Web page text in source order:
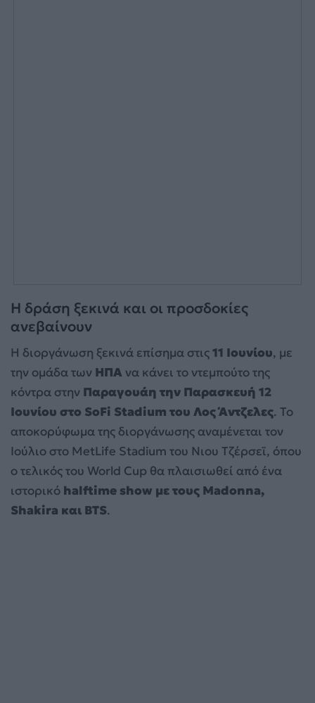
Η δράση ξεκινά και οι προσδοκίες
ανεβαίνουν
Η διοργάνωση ξεκινά επίσημα στις11 Ιουνίου, με
την ομάδα των ΗΠΑ να κάνει το ντεμπούτο της
κόντρα στην Παραγουάη την Παρασκευή 12
Ιουνίου στο SoFi Stadium του Λος Άντζελες. Το
αποκορύφωμα της διοργάνωσης αναμένεται τον
Ιούλιο στο MetLife Stadium του Νιου Τζέρσεϊ, όπου
ο τελικός του World Cup θα πλαισιωθεί από ένα
ιστορικό halftime show με τους Madonna,
Shakira και BTS.